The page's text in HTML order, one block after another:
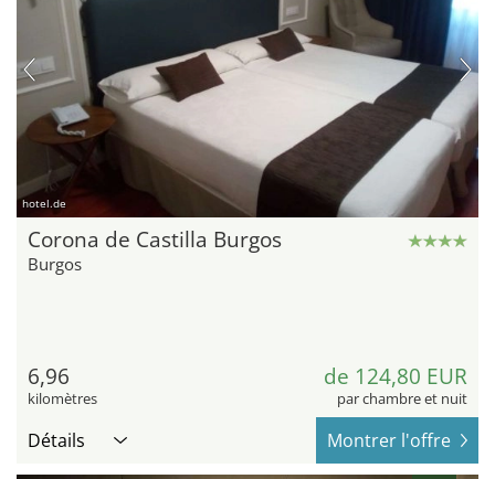
hotel.de
Corona de Castilla Burgos
Burgos
6,96
kilomètres
de 124,80 EUR
par chambre et nuit
Détails Montrer l'offre